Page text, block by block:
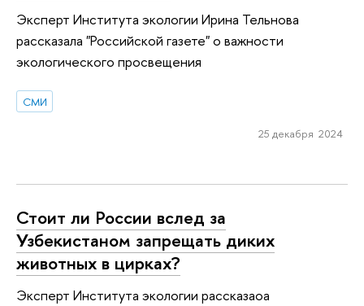
Эксперт Института экологии Ирина Тельнова
рассказала "Российской газете" о важности
экологического просвещения
СМИ
25 декабря 2024
Стоит ли России вслед за
Узбекистаном запрещать диких
животных в цирках?
Эксперт Института экологии рассказаоа